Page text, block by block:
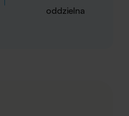
oddzielna